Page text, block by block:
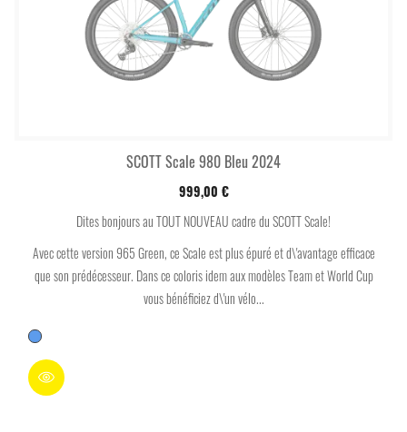
SCOTT Scale 980 Bleu 2024
999,00 €
Dites bonjours au TOUT NOUVEAU cadre du SCOTT Scale!
Avec cette version 965 Green, ce Scale est plus épuré et d\'avantage efficace
que son prédécesseur. Dans ce coloris idem aux modèles Team et World Cup
vous bénéficiez d\'un vélo...
Bleu